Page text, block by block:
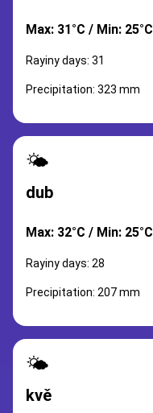
Max: 31°C / Min: 25°C
Rayiny days: 31
Precipitation: 323 mm
🌤️
dub
Max: 32°C / Min: 25°C
Rayiny days: 28
Precipitation: 207 mm
🌤️
kvě